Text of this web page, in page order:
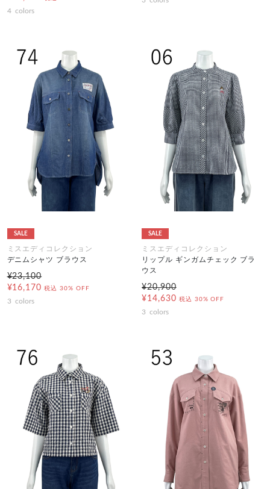
4 colors
SALE
ミスエディコレクション
デニムシャツ ブラウス
¥23,100
¥16,170 税込 30% OFF
3 colors
SALE
ミスエディコレクション
リップル ギンガムチェック ブラ
ウス
¥20,900
¥14,630 税込 30% OFF
3 colors